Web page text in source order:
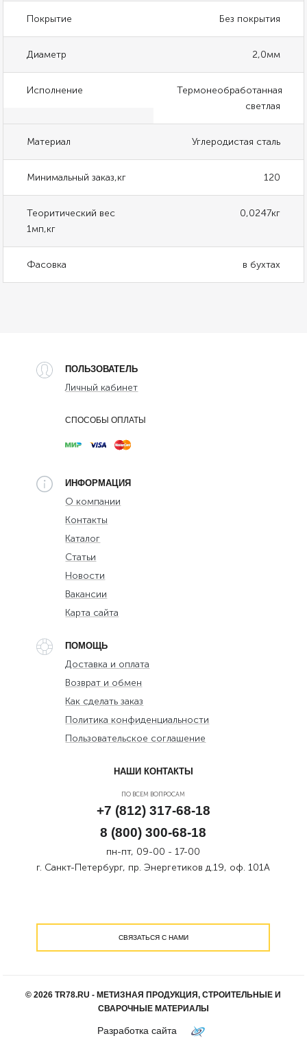
Покрытие Без покрытия
Диаметр 2,0мм
Исполнение
Термонеобработанная
светлая
Материал Углеродистая сталь
Минимальный заказ,кг 120
Теоритический вес
1мп,кг
0,0247кг
Фасовка в бухтах
ПОЛЬЗОВАТЕЛЬ
Личный кабинет
СПОСОБЫ ОПЛАТЫ
ИНФОРМАЦИЯ
О компании
Контакты
Каталог
Статьи
Новости
Вакансии
Карта сайта
ПОМОЩЬ
Доставка и оплата
Возврат и обмен
Как сделать заказ
Политика конфиденциальности
Пользовательское соглашение
НАШИ КОНТАКТЫ
ПО ВСЕМ ВОПРОСАМ
+7 (812) 317-68-18
8 (800) 300-68-18
пн-пт, 09-00 - 17-00
г. Санкт-Петербург, пр. Энергетиков д.19, оф. 101А
СВЯЗАТЬСЯ С НАМИ
© 2026 TR78.RU - МЕТИЗНАЯ ПРОДУКЦИЯ, СТРОИТЕЛЬНЫЕ И
СВАРОЧНЫЕ МАТЕРИАЛЫ
Разработка сайта